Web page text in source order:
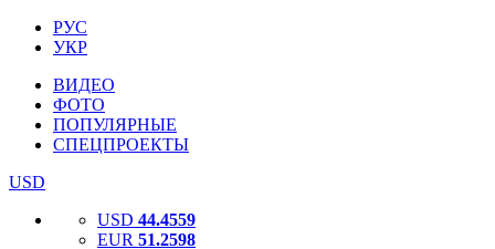
РУС
УКР
ВИДЕО
ФОТО
ПОПУЛЯРНЫЕ
СПЕЦПРОЕКТЫ
USD
USD 44.4559
EUR 51.2598